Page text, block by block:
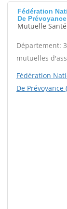
Fédération
De
Mutuelle
Département:
mutuelles
Fédération
De Prévoyance